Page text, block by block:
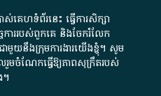
គេហទំព័រនេះ ធ្វើការសិក្សា
ចការ​របស់ពួកគេ និងចែករំលែក
ាមួយនឹងក្រុមការងារយើងខ្ញុំ។ សូម
រួមចំណែកធ្វើឱ្យភាពសុក្រឹតរបស់
។